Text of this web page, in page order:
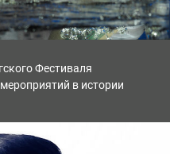
Фестиваля
в истории